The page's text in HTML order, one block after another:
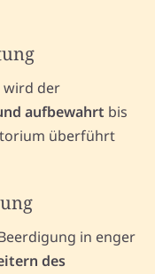
wird der
aufbewahrt bis
überführt
in enger
des